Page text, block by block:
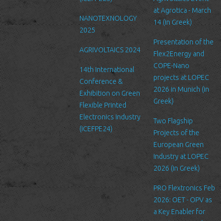
in place suitable physical, electronic and managerial procedures
to safeguard and secure the information we collect online.
Link to other websites
Our website may link to external sites that are not operated by
us. Please be aware that we have no control over the content
and practices of these sites, and cannot accept responsibility or
liability for their respective privacy policies.
Log Files
Like many other Web sites, http://www.ltfn.gr/ makes use of log
files. These files merely logs visitors to the site - usually a
standard procedure for hosting companies and a part of hosting
services’ analytics. The information inside the log files includes
internet protocol (IP) addresses, browser type, Internet Service
Provider (ISP), date/time stamp, referring/exit pages, and possibly
the number of clicks. This information is used to analyze trends,
administer the site, track user's movement around the site, and
gather demographic information. IP addresses, and other such
NANOTEXNOLOGY
2025
AGRIVOLTAICS 2024
14th International
Conference &
Exhibition on Green
Flexible Printed
Electronics Industry
(ICEFPE24)
at Agrotica - March
14 (in Greek)
Presentation of the
Flex2Energy and
COPE-Nano
projects at LOPEC
2026 in Munich (in
Greek)
Two Flagship
Projects of the
European Green
Industry at LOPEC
2026 (in Greek)
PRO Flextronics Feb
2026: OET - OPV as
a Key Enabler for